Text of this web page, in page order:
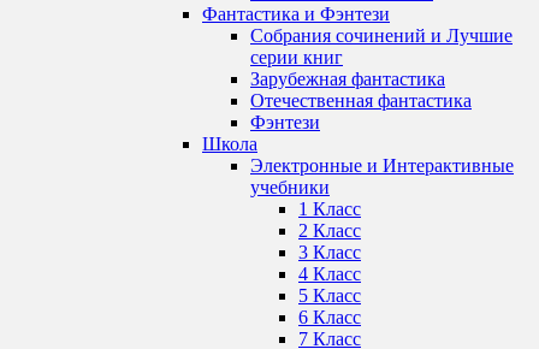
Фантастика и Фэнтези
Собрания сочинений и Лучшие
серии книг
Зарубежная фантастика
Отечественная фантастика
Фэнтези
Школа
Электронные и Интерактивные
учебники
1 Класс
2 Класс
3 Класс
4 Класс
5 Класс
6 Класс
7 Класс